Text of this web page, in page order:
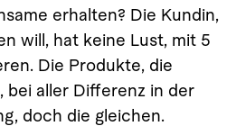
erhalten? Die Kundin,
will, hat keine Lust, mit 5
Die Produkte, die
bei aller Differenz in der
doch die gleichen.